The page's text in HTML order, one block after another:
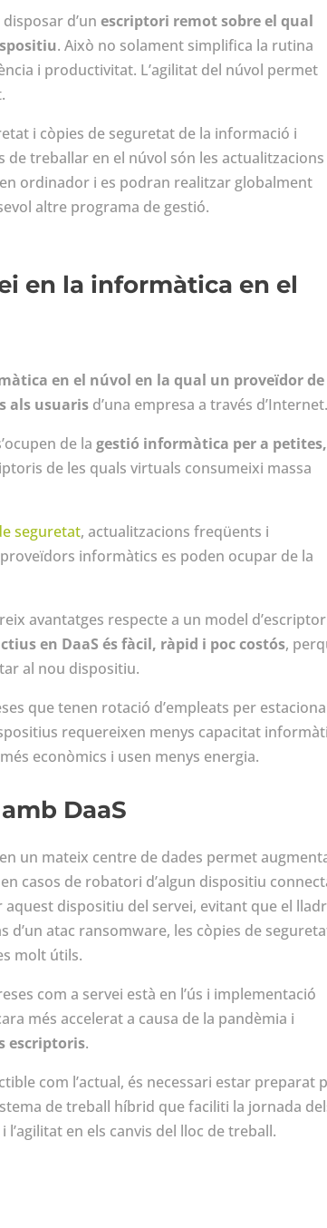
d’unescriptori remot sobre el qual
. Això no solament simplifica la rutina
i productivitat. L’agilitat del núvol permet
i còpies de seguretat de la informació i
treballar en el núvol són les actualitzacions
ordinador i es podran realitzar globalment
altre programa de gestió.
en la informàtica en el
en el núvol en la qual un proveïdor de
als usuaris d’una empresa a través d’Internet.
de lagestió informàtica per a petites,
de les quals virtuals consumeixi massa
seguretat, actualitzacions freqüents i
proveïdors informàtics es poden ocupar de la
avantatges respecte a un model
en DaaS és fàcil, ràpid i poc costós,
al nou dispositiu.
que tenen rotació d’empleats per
requereixen menys capacitat
econòmics i usen menys energia.
DaaS
un mateix centre de dades permet
casos de robatori d’algun dispositiu
dispositiu del servei, evitant que el
d’un atac ransomware, les còpies de
molt útils.
com a servei està en l’ús i implementació
més accelerat a causa de la pandèmia i
escriptoris.
com l’actual, és necessari estar preparat
de treball híbrid que faciliti la jornada
en els canvis del lloc de treball.